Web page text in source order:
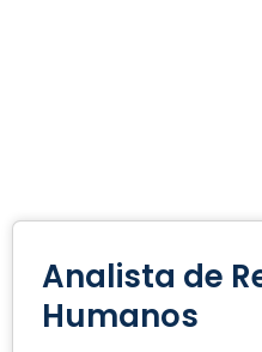
Analista de
Humanos